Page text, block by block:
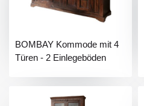
BOMBAY Kommode mit 4
Türen - 2 Einlegeböden